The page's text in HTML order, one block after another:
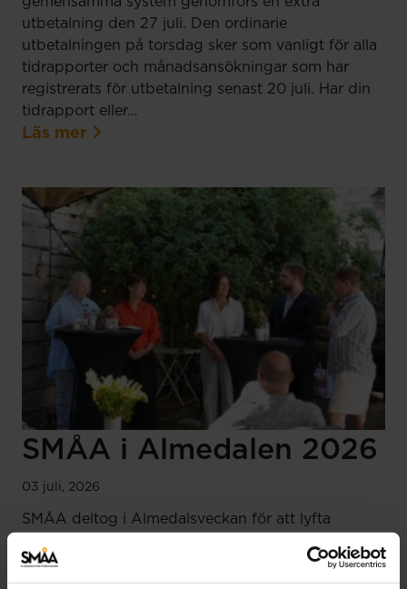
utbetalning den 27 juli. Den ordinarie
utbetalningen på torsdag sker som vanligt för alla
tidrapporter och månadsansökningar som har
registrerats för utbetalning senast 20 juli. Har din
tidrapport eller…
Läs mer
SMÅA i Almedalen 2026
03 juli, 2026
SMÅA deltog i Almedalsveckan för att lyfta
samarbeten. Veckan präglades av samtal om
entreprenörskap och arbetsmarknadsfrågor och